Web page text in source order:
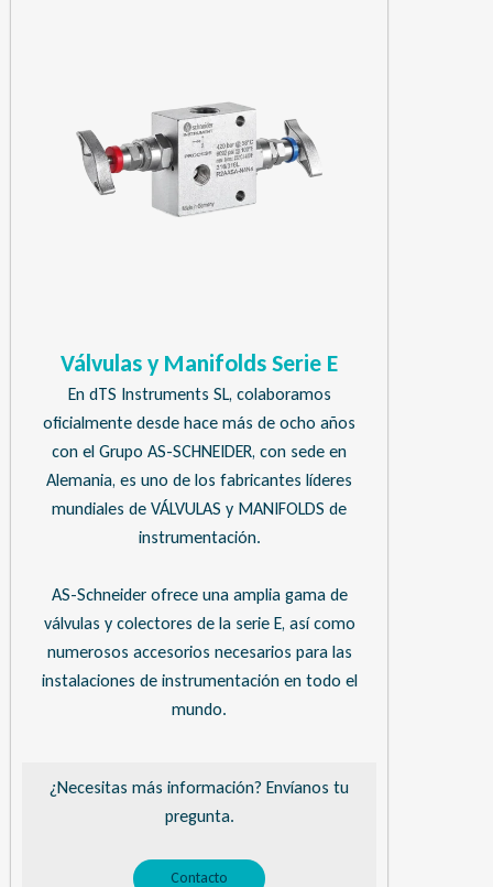
Válvulas y Manifolds Serie E
En dTS Instruments SL, colaboramos
oficialmente desde hace más de ocho años
con el Grupo AS-SCHNEIDER, con sede en
Alemania, es uno de los fabricantes líderes
mundiales de VÁLVULAS y MANIFOLDS de
instrumentación.
AS-Schneider ofrece una amplia gama de
válvulas y colectores de la serie E, así como
numerosos accesorios necesarios para las
instalaciones de instrumentación en todo el
mundo.
¿Necesitas más información? Envíanos tu
pregunta.
Contacto